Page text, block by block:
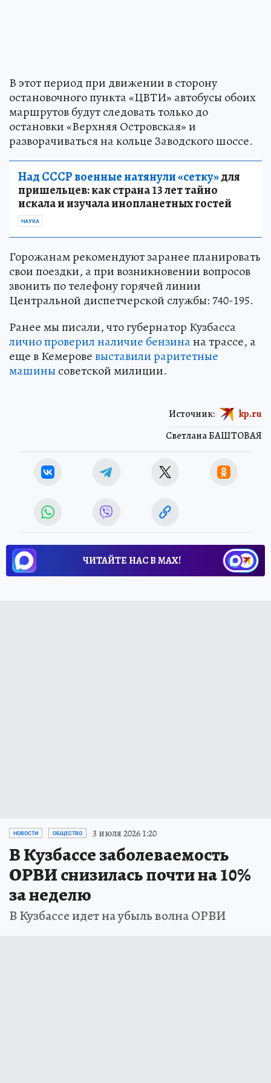
В этот период при движении в сторону
остановочного пункта «ЦВТИ» автобусы обоих
маршрутов будут следовать только до
остановки «Верхняя Островская» и
разворачиваться на кольце Заводского шоссе.
Над СССР военные натянули «сетку»для
пришельцев: как страна 13 лет тайно
искала и изучала инопланетных гостей
НАУКА
Горожанам рекомендуют заранее планировать
свои поездки, а при возникновении вопросов
звонить по телефону горячей линии
Центральной диспетчерской службы: 740-195.
Ранее мы писали, что губернатор Кузбасса
лично проверил наличие бензинана трассе, а
еще в Кемеровевыставили раритетные
машины советской милиции.
Светлана БАШТОВАЯ
Источник: kp.ru
ЧИТАЙТЕ НАС В МАХ!
НОВОСТИ ОБЩЕСТВО 3 июля 2026 1:20
В Кузбассе заболеваемость
ОРВИ снизилась почти на 10%
за неделю
В Кузбассе идет на убыль волна ОРВИ